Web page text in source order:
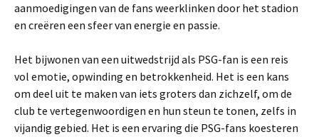
aanmoedigingen van de fans weerklinken door het stadion
en creëren een sfeer van energie en passie.
Het bijwonen van een uitwedstrijd als PSG-fan is een reis
vol emotie, opwinding en betrokkenheid. Het is een kans
om deel uit te maken van iets groters dan zichzelf, om de
club te vertegenwoordigen en hun steun te tonen, zelfs in
vijandig gebied. Het is een ervaring die PSG-fans koesteren